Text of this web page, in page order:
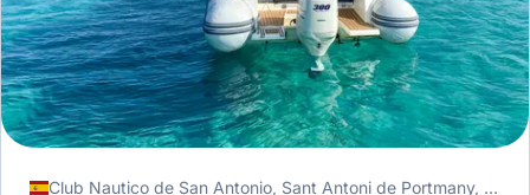
Club Nautico de San Antonio, Sant Antoni de Portmany, Spagna